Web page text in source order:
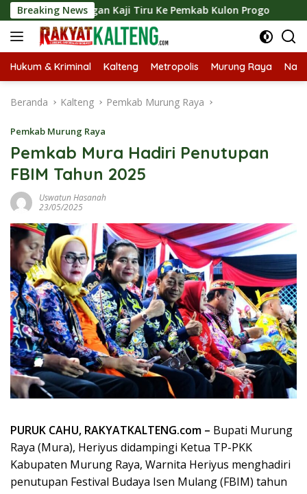
Langsung
ke
konten
Breaking News
Kaji Tiru Ke Pemkab Kulon Progo
Hukum & Kriminal Kalteng Metropolis Murung Raya
Beranda Kalteng Pemkab Murung Raya
Pemkab Murung Raya
Pemkab Mura Hadiri Penutupan
FBIM Tahun 2025
Uswatun Hasanah
23/05/2025
PURUK CAHU, RAKYATKALTENG.com – Bupati Murung
Raya (Mura), Heriyus didampingi Ketua TP-PKK
Kabupaten Murung Raya, Warnita Heriyus menghadiri
penutupan Festival Budaya Isen Mulang (FBIM) tahun